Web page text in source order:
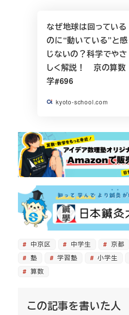
なぜ地球は回っている
のに“動いている”と感
じないの？科学でやさ
しく解説！ 京の算数
学#696
kyoto-school.com
中京区 中学生 京都
塾
学習塾 小学生
算数
この記事を書いた人